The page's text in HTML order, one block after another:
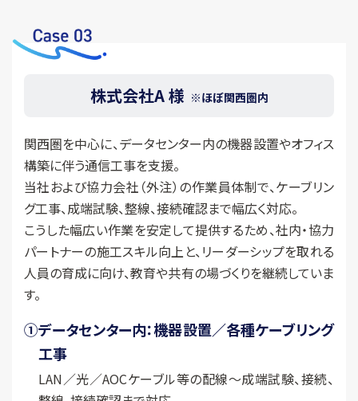
株式会社A 様 ※ほぼ関西圏内
関西圏を中心に、データセンター内の機器設置やオフィス
構築に伴う通信工事を支援。
当社および協力会社（外注）の作業員体制で、ケーブリン
グ工事、成端試験、整線、接続確認まで幅広く対応。
こうした幅広い作業を安定して提供するため、社内・協力
パートナーの施工スキル向上と、リーダーシップを取れる
人員の育成に向け、教育や共有の場づくりを継続していま
す。
①データセンター内：機器設置／各種ケーブリング
工事
LAN／光／AOCケーブル等の配線〜成端試験、接続、